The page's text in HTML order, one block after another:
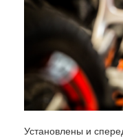
Установлены и